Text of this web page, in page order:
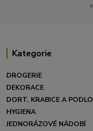
Kategorie
DROGERIE
DEKORACE
DORT. KRABICE A
HYGIENA
JEDNORÁZOVÉ NÁDOBÍ